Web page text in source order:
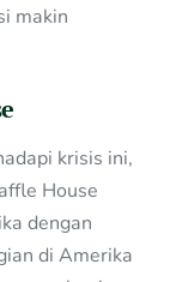
makin
krisis ini,
House
dengan
di Amerika